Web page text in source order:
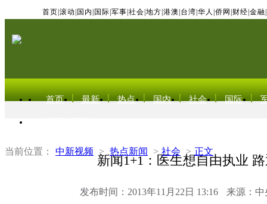
首页 滚动 国内 国际 军事 社会 地方 港澳 台湾 华人 侨网 财经 金融
首页 最新 热点 国内 社会 国际
当前位置： 中新视频 > 热点新闻 > 社会 > 正文
新闻1+1：医生想自由执业
发布时间：2013年11月22日 13:16 来源：中